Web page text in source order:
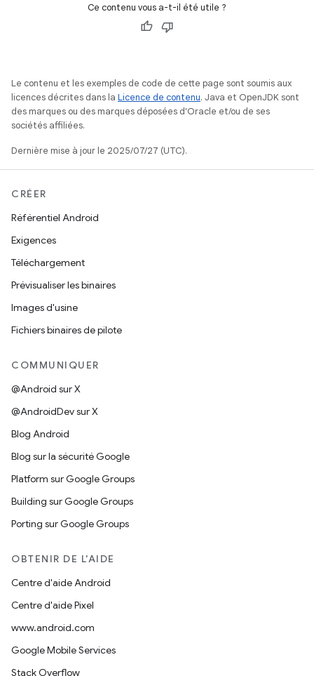
Ce contenu vous a-t-il été utile ?
Le contenu et les exemples de code de cette page sont soumis aux
licences décrites dans la Licence de contenu. Java et OpenJDK sont
des marques ou des marques déposées d'Oracle et/ou de ses
sociétés affiliées.
Dernière mise à jour le 2025/07/27 (UTC).
CRÉER
Référentiel Android
Exigences
Téléchargement
Prévisualiser les binaires
Images d'usine
Fichiers binaires de pilote
COMMUNIQUER
@Android sur X
@AndroidDev sur X
Blog Android
Blog sur la sécurité Google
Platform sur Google Groups
Building sur Google Groups
Porting sur Google Groups
OBTENIR DE L'AIDE
Centre d'aide Android
Centre d'aide Pixel
www.android.com
Google Mobile Services
Stack Overflow